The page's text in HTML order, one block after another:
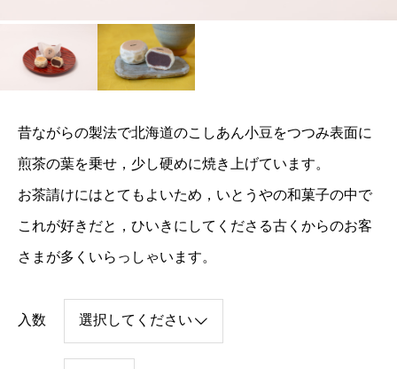
昔ながらの製法で北海道のこしあん小豆をつつみ表面に
煎茶の葉を乗せ，少し硬めに焼き上げています。
お茶請けにはとてもよいため，いとうやの和菓子の中で
これが好きだと，ひいきにしてくださる古くからのお客
さまが多くいらっしゃいます。
入数